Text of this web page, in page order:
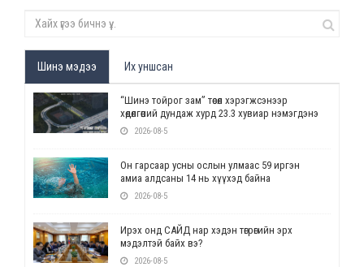
Шинэ мэдээ Их уншсан
“Шинэ тойрог зам” төсөл хэрэгжсэнээр
хөдөлгөөний дундаж хурд 23.3 хувиар нэмэгдэнэ
2026-08-5
Он гарсаар усны ослын улмаас 59 иргэн
амиа алдсаны 14 нь хүүхэд байна
2026-08-5
Ирэх онд САЙД нар хэдэн төгрөгийн эрх
мэдэлтэй байх вэ?
2026-08-5